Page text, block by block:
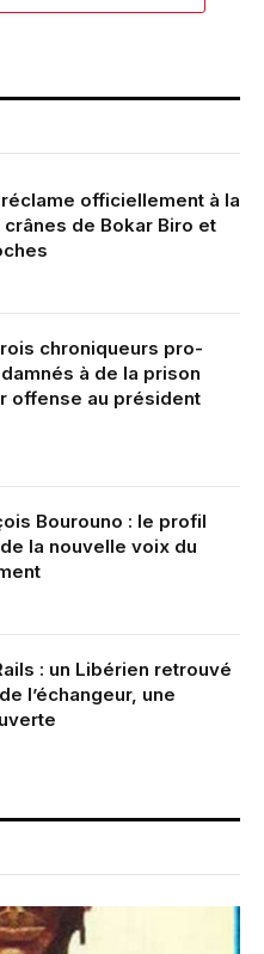
officiellement à la
crânes de Bokar Biro et
chroniqueurs pro-
à de la prison
offense au président
Bourouno : le profil
la nouvelle voix du
: un Libérien retrouvé
l’échangeur, une